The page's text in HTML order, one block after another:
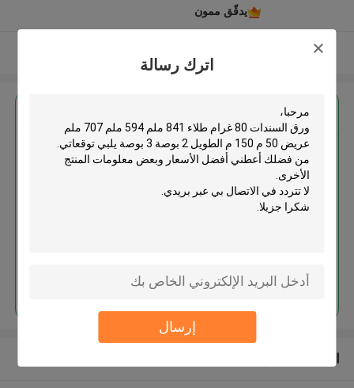
اترك رسالة
إرسال
يدقّق ممون
ورق السندات 80 غرام طلاء 841
150 م الطويل 2 بوصة 3 بوصة
استمر
المنتجات الموصى بها